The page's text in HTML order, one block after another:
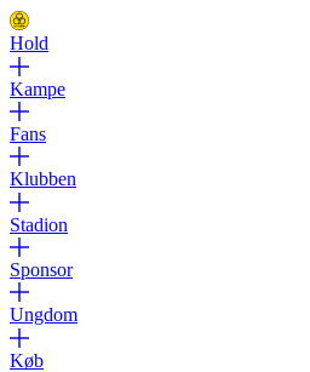
Hold
Kampe
Fans
Klubben
Stadion
Sponsor
Ungdom
Køb